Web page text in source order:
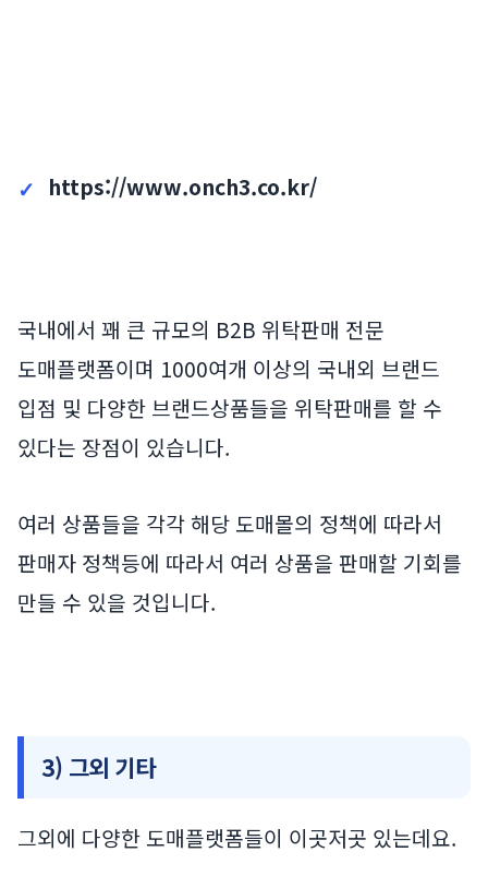
https://www.onch3.co.kr/
국내에서 꽤 큰 규모의 B2B 위탁판매 전문
도매플랫폼이며 1000여개 이상의 국내외 브랜드
입점 및 다양한 브랜드상품들을 위탁판매를 할 수
있다는 장점이 있습니다.
여러 상품들을 각각 해당 도매몰의 정책에 따라서
판매자 정책등에 따라서 여러 상품을 판매할 기회를
만들 수 있을 것입니다.
3) 그외 기타
그외에 다양한 도매플랫폼들이 이곳저곳 있는데요.